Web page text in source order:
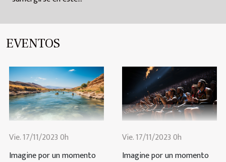
EVENTOS
Vie. 17/11/2023 0h
Imagine por un momento
Vie. 17/11/2023 0h
Imagine por un momento